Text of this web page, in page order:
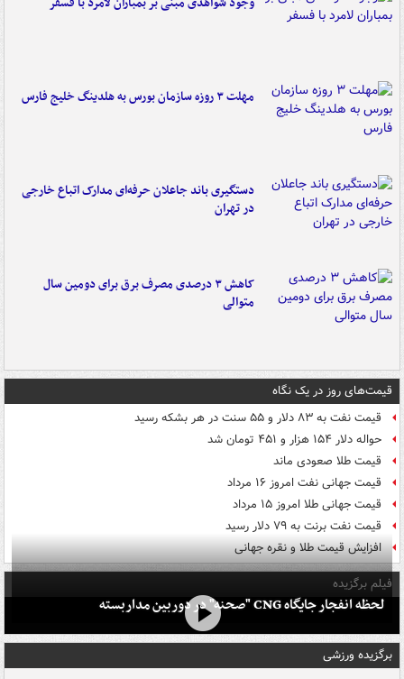
مهلت ۳ روزه سازمان بورس به هلدینگ خلیج فارس
دستگیری باند جاعلان حرفه‌ای مدارک اتباع خارجی
در تهران
کاهش ۳ درصدی مصرف برق برای دومین سال
متوالی
قیمت‌های روز در یک نگاه
قیمت نفت به ۸۳ دلار و ۵۵ سنت در هر بشکه رسید
حواله دلار ۱۵۴ هزار و ۴۵۱ تومان شد
قیمت طلا صعودی ماند
قیمت جهانی نفت امروز ۱۶ مرداد
قیمت جهانی طلا امروز ۱۵ مرداد
قیمت نفت برنت به ۷۹ دلار رسید
افزایش قیمت طلا و نقره جهانی
فیلم برگزیده
لحظه انفجار جایگاه CNG "صحنه" در دوربین مداربسته
برگزیده ورزشی